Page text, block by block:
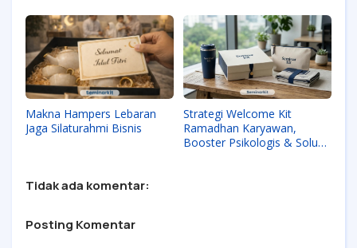
Makna Hampers Lebaran
Jaga Silaturahmi Bisnis
Strategi Welcome Kit
Ramadhan Karyawan,
Booster Psikologis & Solusi
Tidak ada komentar:
Posting Komentar